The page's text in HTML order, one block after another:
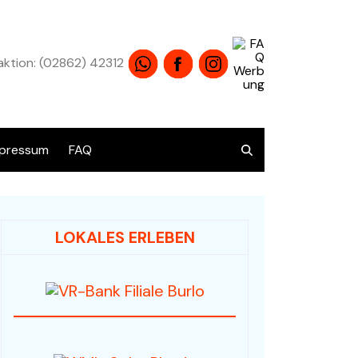
(02862) 42312
Übersicht alle Angebote
Audio / HiFi / Electronic
Bücher / Antiquariat
FAQ
LOKALES ERLEBEN